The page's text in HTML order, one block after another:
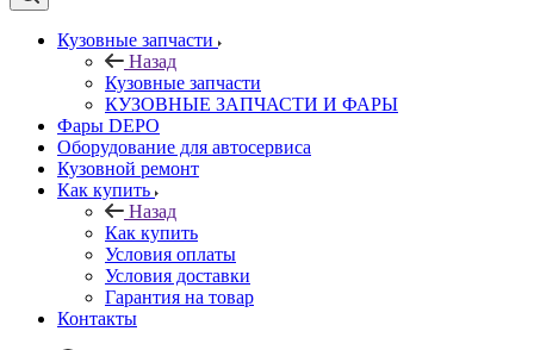
Кузовные запчасти
Назад
Кузовные запчасти
КУЗОВНЫЕ ЗАПЧАСТИ И ФАРЫ
Фары DEPO
Оборудование для автосервиса
Кузовной ремонт
Как купить
Назад
Как купить
Условия оплаты
Условия доставки
Гарантия на товар
Контакты